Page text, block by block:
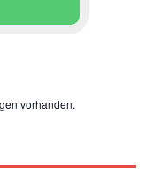
vorhanden.